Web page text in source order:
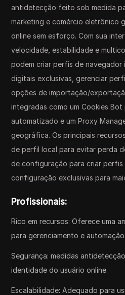
antidetecção feito sob medida
marketing e comércio eletrônico
online sem esforço. Com sua
velocidade, estabilidade e
podem criar perfis de navegador
digitais exclusivas, gerenciar
opções de importação/
integradas como um Cookies
automatizado e um Proxy
geográfica. Os principais
de perfil local para evitar perda
de configuração para criar perfis
configuração exclusivas para
Profissionais:
Rico em recursos: Oferece uma
para gerenciamento e
Segurança: medidas
identidade do usuário online.
Escalabilidade: Adequado para